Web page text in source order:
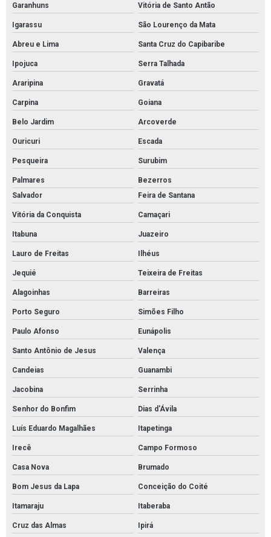
Garanhuns Vitória de Santo Antão
Igarassu São Lourenço da Mata
Abreu e Lima Santa Cruz do Capibaribe
Ipojuca Serra Talhada
Araripina Gravatá
Carpina Goiana
Belo Jardim Arcoverde
Ouricuri Escada
Pesqueira Surubim
Palmares
Bezerros
Salvador
Feira de Santana
Vitória da Conquista Camaçari
Itabuna Juazeiro
Lauro de Freitas Ilhéus
Jequié Teixeira de Freitas
Alagoinhas Barreiras
Porto Seguro Simões Filho
Paulo Afonso Eunápolis
Santo Antônio de Jesus Valença
Candeias Guanambi
Jacobina Serrinha
Senhor do Bonfim Dias d'Ávila
Luís Eduardo Magalhães Itapetinga
Irecê Campo Formoso
Casa Nova Brumado
Bom Jesus da Lapa Conceição do Coité
Itamaraju Itaberaba
Cruz das Almas Ipirá